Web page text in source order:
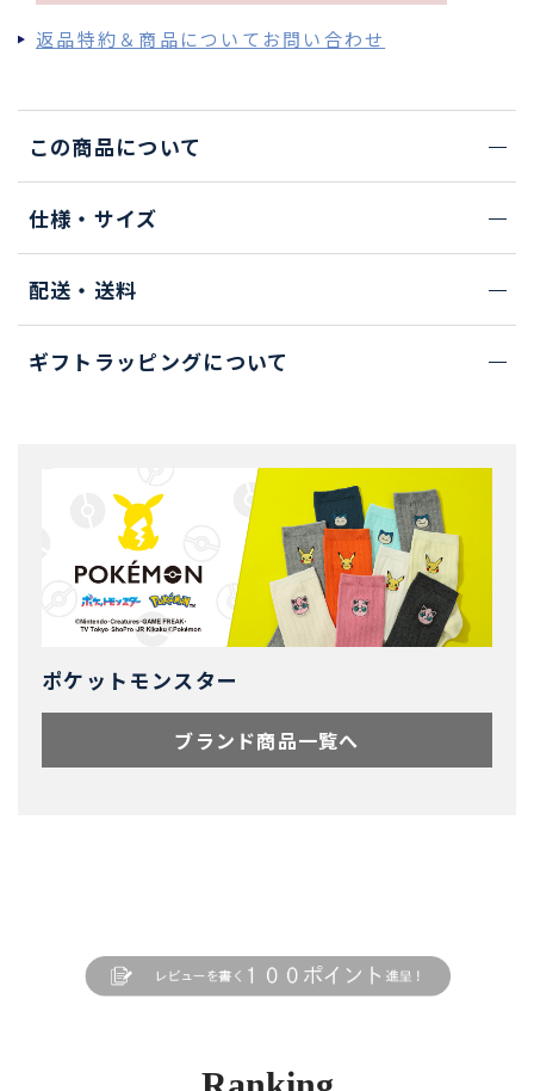
返品特約＆商品についてお問い合わせ
この商品について
仕様・サイズ
配送・送料
ギフトラッピングについて
ポケットモンスター
ブランド商品一覧へ